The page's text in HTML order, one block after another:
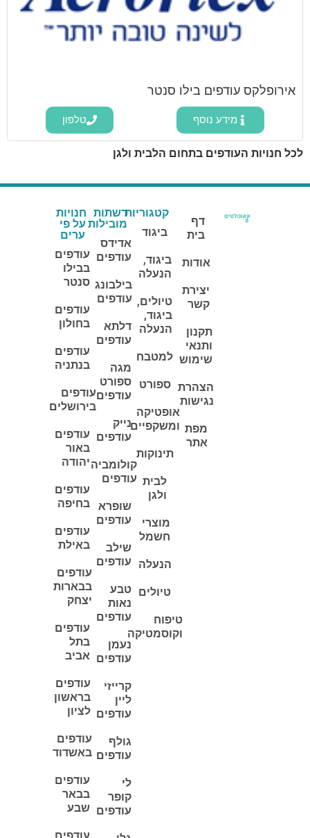
אירופלקס עודפים בילו סנטר
מידע נוסף טלפון
לכל חנויות העודפים בתחום הלבית ולגן
דף
בית
אודות
יצירת
קשר
תקנון
ותנאי
שימוש
הצהרת
נגישות
מפת
אתר
קטגוריות
ביגוד
ביגוד,
הנעלה
טיולים,
ביגוד,
הנעלה
למטבח
ספורט
אופטיקה
ומשקפיים
תינוקות
לבית
ולגן
מוצרי
חשמל
הנעלה
טיולים
טיפוח
וקוסמטיקה
רשתות
מובילות
אדידס
עודפים
בילבונג
עודפים
דלתא
עודפים
מגה
ספורט
עודפים
נייק
עודפים
קולומביה
עודפים
שופרא
עודפים
שילב
עודפים
טבע
נאות
עודפים
נעמן
עודפים
קרייזי
ליין
עודפים
גולף
עודפים
לי
קופר
עודפים
חנויות
על פי
ערים
עודפים
בבילו
סנטר
עודפים
בחולון
עודפים
בנתניה
עודפים
בירושלים
עודפים
באור
יהודה
עודפים
בחיפה
עודפים
באילת
עודפים
בבארות
יצחק
עודפים
בתל
אביב
עודפים
בראשון
לציון
עודפים
באשדוד
עודפים
בבאר
שבע